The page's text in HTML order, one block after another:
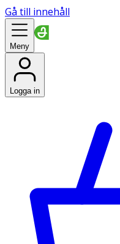
Gå till innehåll
Meny
Logga in